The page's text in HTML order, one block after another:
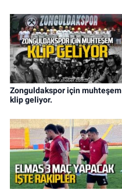
Zonguldakspor için muhteşem
klip geliyor.